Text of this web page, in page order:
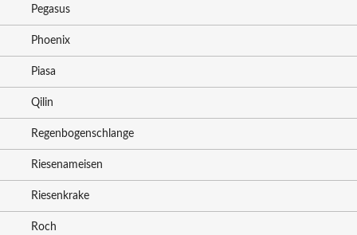
Pegasus
Phoenix
Piasa
Qilin
Regenbogenschlange
Riesenameisen
Riesenkrake
Roch